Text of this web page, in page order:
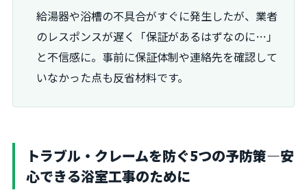
給湯器や浴槽の不具合がすぐに発生したが、業者
のレスポンスが遅く「保証があるはずなのに…」
と不信感に。事前に保証体制や連絡先を確認して
いなかった点も反省材料です。
トラブル・クレームを防ぐ5つの予防策―安
心できる浴室工事のために